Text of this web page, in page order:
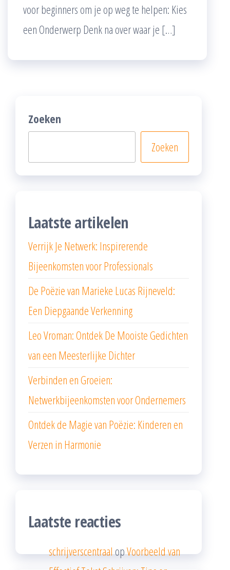
voor beginners om je op weg te helpen: Kies
een Onderwerp Denk na over waar je […]
Zoeken
Zoeken
Laatste artikelen
Verrijk Je Netwerk: Inspirerende
Bijeenkomsten voor Professionals
De Poëzie van Marieke Lucas Rijneveld:
Een Diepgaande Verkenning
Leo Vroman: Ontdek De Mooiste Gedichten
van een Meesterlijke Dichter
Verbinden en Groeien:
Netwerkbijeenkomsten voor Ondernemers
Ontdek de Magie van Poëzie: Kinderen en
Verzen in Harmonie
Laatste reacties
schrijverscentraalopVoorbeeld van